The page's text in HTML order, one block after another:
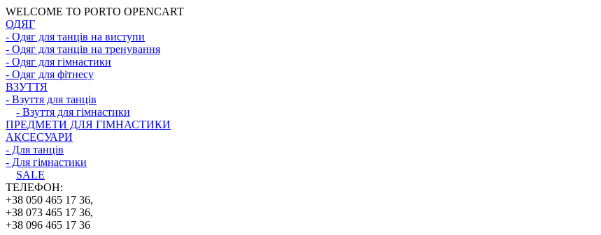
WELCOME TO PORTO OPENCART
ОДЯГ
- Одяг для танців на виступи
- Одяг для танців на тренування
- Одяг для гімнастики
- Одяг для фітнесу
ВЗУТТЯ
- Взуття для танців
- Взуття для гімнастики
ПРЕДМЕТИ ДЛЯ ГІМНАСТИКИ
АКСЕСУАРИ
- Для танців
- Для гімнастики
SALE
ТЕЛЕФОН:
+38 050 465 17 36,
+38 073 465 17 36,
+38 096 465 17 36